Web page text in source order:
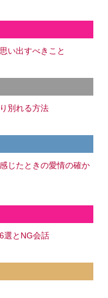
い出すべきこと
別れる方法
じたときの愛情の確か
選とNG会話